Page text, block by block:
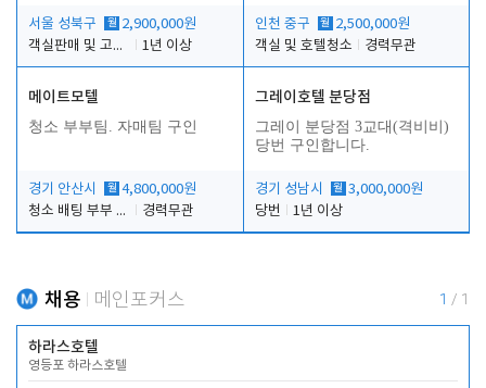
서울 성북구 월 2,900,000원
객실판매 및 고객응대
1년 이상
인천 중구 월 2,500,000원
객실 및 호텔청소
경력무관
메이트모텔
청소 부부팀. 자매팀 구인
경기 안산시 월 4,800,000원
청소 배팅 부부 구합니다
경력무관
그레이호텔 분당점
그레이 분당점 3교대(격비비)
당번 구인합니다.
경기 성남시 월 3,000,000원
당번
1년 이상
채용 메인포커스 1 / 1
하라스호텔
영등포 하라스호텔